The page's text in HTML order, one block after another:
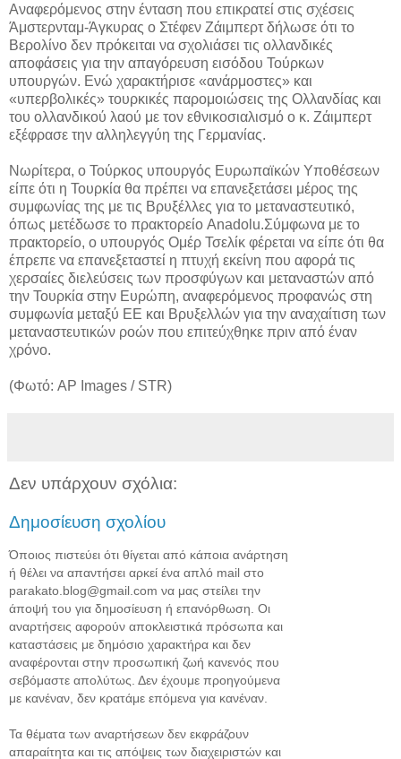
Αναφερόμενος στην ένταση που επικρατεί στις σχέσεις
Άμστερνταμ-Άγκυρας ο Στέφεν Ζάιμπερτ δήλωσε ότι το
Βερολίνο δεν πρόκειται να σχολιάσει τις ολλανδικές
αποφάσεις για την απαγόρευση εισόδου Τούρκων
υπουργών. Ενώ χαρακτήρισε «ανάρμοστες» και
«υπερβολικές» τουρκικές παρομοιώσεις της Ολλανδίας και
του ολλανδικού λαού με τον εθνικοσιαλισμό ο κ. Ζάιμπερτ
εξέφρασε την αλληλεγγύη της Γερμανίας.
Νωρίτερα, ο Τούρκος υπουργός Ευρωπαϊκών Υποθέσεων
είπε ότι η Τουρκία θα πρέπει να επανεξετάσει μέρος της
συμφωνίας της με τις Βρυξέλλες για το μεταναστευτικό,
όπως μετέδωσε το πρακτορείο Anadolu.Σύμφωνα με το
πρακτορείο, ο υπουργός Ομέρ Τσελίκ φέρεται να είπε ότι θα
έπρεπε να επανεξεταστεί η πτυχή εκείνη που αφορά τις
χερσαίες διελεύσεις των προσφύγων και μεταναστών από
την Τουρκία στην Ευρώπη, αναφερόμενος προφανώς στη
συμφωνία μεταξύ ΕΕ και Βρυξελλών για την αναχαίτιση των
μεταναστευτικών ροών που επιτεύχθηκε πριν από έναν
χρόνο.
(Φωτό: AP Images / STR)
Δεν υπάρχουν σχόλια:
Δημοσίευση σχολίου
Όποιος πιστεύει ότι θίγεται από κάποια ανάρτηση
ή θέλει να απαντήσει αρκεί ένα απλό mail στο
parakato.blog@gmail.com να μας στείλει την
άποψή του για δημοσίευση ή επανόρθωση. Οι
αναρτήσεις αφορούν αποκλειστικά πρόσωπα και
καταστάσεις με δημόσιο χαρακτήρα και δεν
αναφέρονται στην προσωπική ζωή κανενός που
σεβόμαστε απολύτως. Δεν έχουμε προηγούμενα
με κανέναν, δεν κρατάμε επόμενα για κανέναν.
Τα θέματα των αναρτήσεων δεν εκφράζουν
απαραίτητα και τις απόψεις των διαχειριστών και